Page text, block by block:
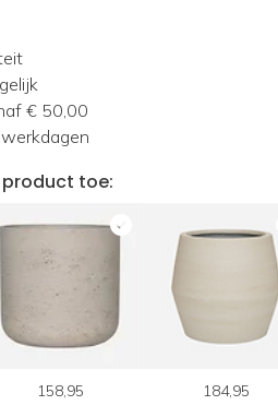
€ 50,00
toe:
158,95 184,95